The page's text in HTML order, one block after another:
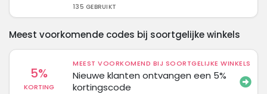
135 GEBRUIKT
Meest voorkomende codes bij soortgelijke winkels
5%
KORTING
MEEST VOORKOMEND BIJ SOORTGELIJKE WINKELS
Nieuwe klanten ontvangen een 5%
kortingscode